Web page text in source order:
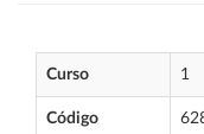
Curso 1
Código